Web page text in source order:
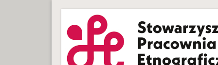
Stowarzyszenie
To etnografki i etnografowie, którym się chce